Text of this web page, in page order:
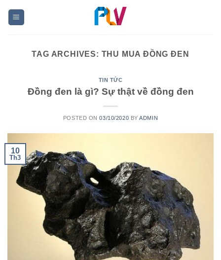
TAG ARCHIVES: THU MUA ĐỒNG ĐEN
TIN TỨC
Đồng đen là gì? Sự thật về đồng đen
POSTED ON03/10/2020 BYADMIN
10
Th3